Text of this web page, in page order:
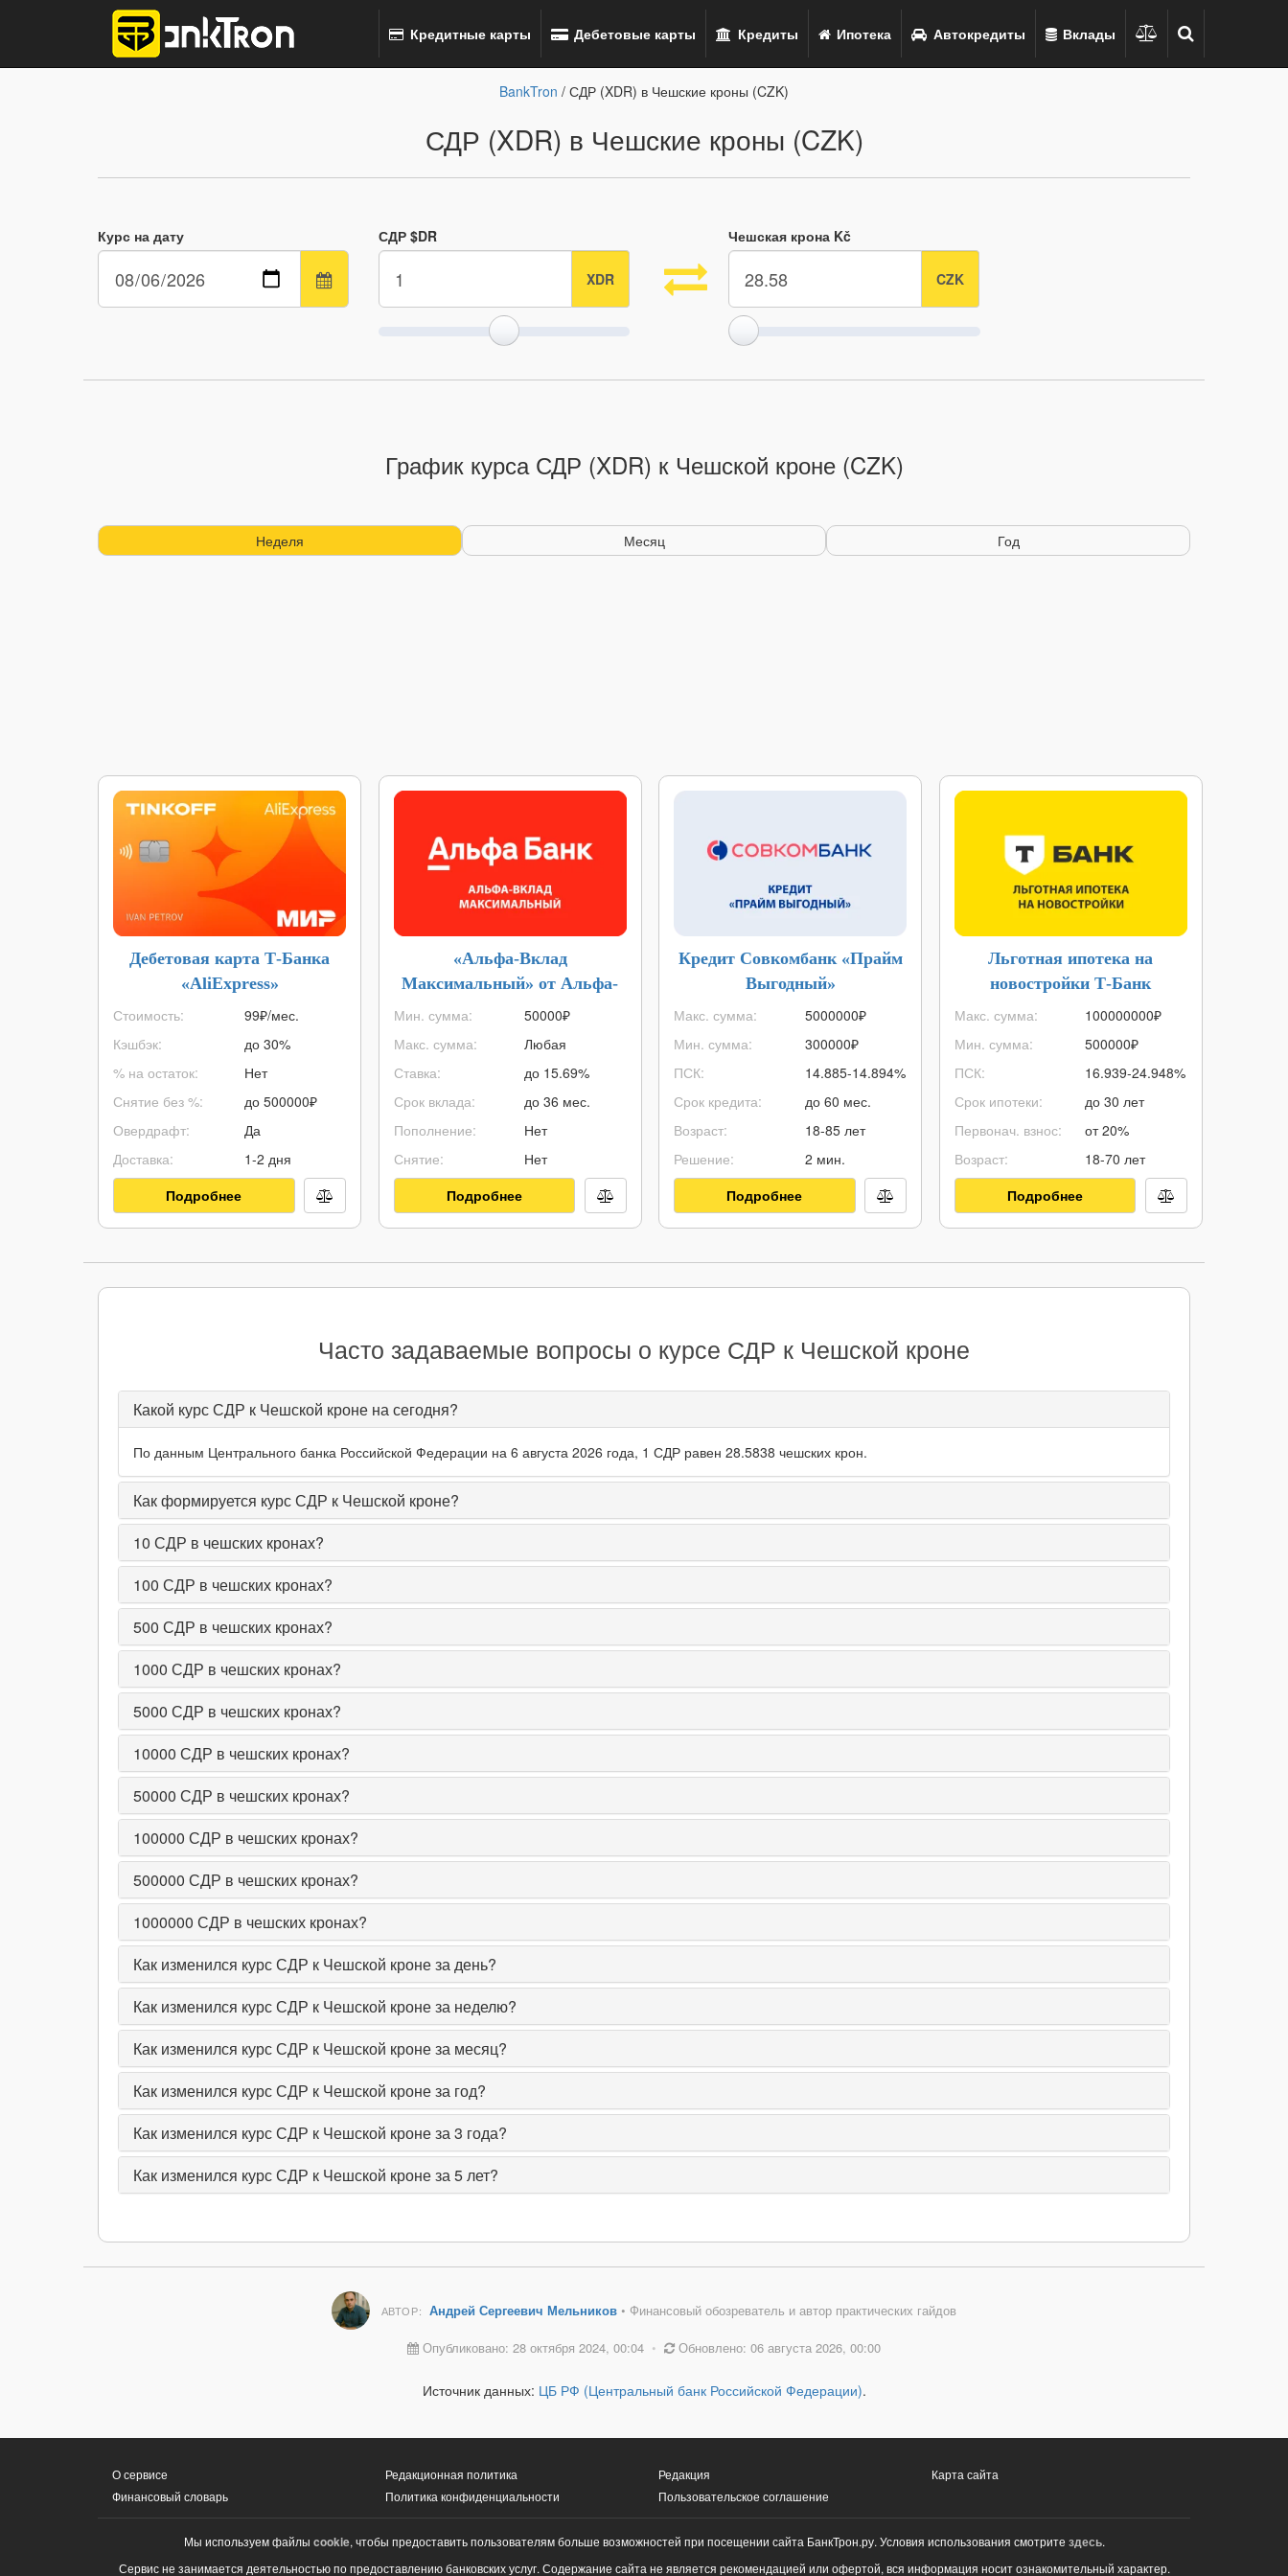
Кредитные карты Дебетовые карты Кредиты Ипотека Автокредиты Вклады
BankTron / СДР (XDR) в Чешские кроны (CZK)
СДР (XDR) в Чешские кроны (CZK)
Курс на дату СДР $DR Чешская крона Kč
График курса СДР (XDR) к Чешской кроне (CZK)
Неделя Месяц Год
Дебетовая карта Т-Банка
«AliExpress»
Стоимость:
Кэшбэк:
% на остаток:
Снятие без %:
Овердрафт:
Доставка:
99₽/мес.
до 30%
Нет
до 500000₽
Да
1-2 дня
Подробнее
«Альфа-Вклад
Максимальный» от Альфа-
Банка
Мин. сумма:
Макс. сумма:
Ставка:
Срок вклада:
Пополнение:
Снятие:
50000₽
Любая
до 15.69%
до 36 мес.
Нет
Нет
Подробнее
Кредит Совкомбанк «Прайм
Выгодный»
Макс. сумма:
Мин. сумма:
ПСК:
Срок кредита:
Возраст:
Решение:
5000000₽
300000₽
14.885-14.894%
до 60 мес.
18-85 лет
2 мин.
Подробнее
Льготная ипотека на
новостройки Т-Банк
Макс. сумма:
Мин. сумма:
ПСК:
Срок ипотеки:
Первонач. взнос:
Возраст:
100000000₽
500000₽
16.939-24.948%
до 30 лет
от 20%
18-70 лет
Подробнее
Часто задаваемые вопросы о курсе СДР к Чешской кроне
Какой курс СДР к Чешской кроне на сегодня?
По данным Центрального банка Российской Федерации на 6 августа 2026 года, 1 СДР равен 28.5838 чешских крон.
Как формируется курс СДР к Чешской кроне?
10 СДР в чешских кронах?
100 СДР в чешских кронах?
500 СДР в чешских кронах?
1000 СДР в чешских кронах?
5000 СДР в чешских кронах?
10000 СДР в чешских кронах?
50000 СДР в чешских кронах?
100000 СДР в чешских кронах?
500000 СДР в чешских кронах?
1000000 СДР в чешских кронах?
Как изменился курс СДР к Чешской кроне за день?
Как изменился курс СДР к Чешской кроне за неделю?
Как изменился курс СДР к Чешской кроне за месяц?
Как изменился курс СДР к Чешской кроне за год?
Как изменился курс СДР к Чешской кроне за 3 года?
Как изменился курс СДР к Чешской кроне за 5 лет?
АВТОР: Андрей Сергеевич Мельников• Финансовый обозреватель и автор практических гайдов
Опубликовано: 28 октября 2024, 00:04 • Обновлено: 06 августа 2026, 00:00
Источник данных: ЦБ РФ (Центральный банк Российской Федерации).
О сервисе
Финансовый словарь
Редакционная политика
Политика конфиденциальности
Редакция
Пользовательское соглашение
Карта сайта
Мы используем файлы cookie, чтобы предоставить пользователям больше возможностей при посещении сайта БанкТрон.ру. Условия использования смотрите здесь.
Сервис не занимается деятельностью по предоставлению банковских услуг. Содержание сайта не является рекомендацией или офертой, вся информация носит ознакомительный характер.